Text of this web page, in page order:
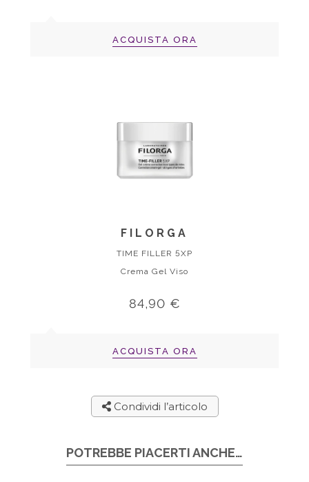
ACQUISTA ORA
FILORGA
TIME FILLER 5XP
Crema Gel Viso
84,90 €
ACQUISTA ORA
Condividi l’articolo
POTREBBE PIACERTI ANCHE…